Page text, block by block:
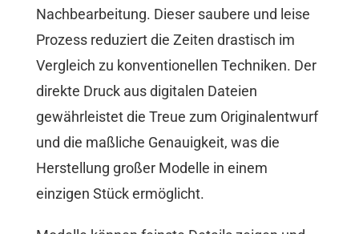
Nachbearbeitung. Dieser saubere und leise
Prozess reduziert die Zeiten drastisch im
Vergleich zu konventionellen Techniken. Der
direkte Druck aus digitalen Dateien
gewährleistet die Treue zum Originalentwurf
und die maßliche Genauigkeit, was die
Herstellung großer Modelle in einem
einzigen Stück ermöglicht.